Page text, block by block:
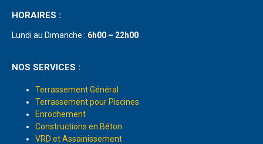
HORAIRES :
Lundi au Dimanche : 6h00 – 22h00
NOS SERVICES :
Terrassement Général
Terrassement pour Piscines
Enrochement
Constructions en Béton
VRD et Assainissement